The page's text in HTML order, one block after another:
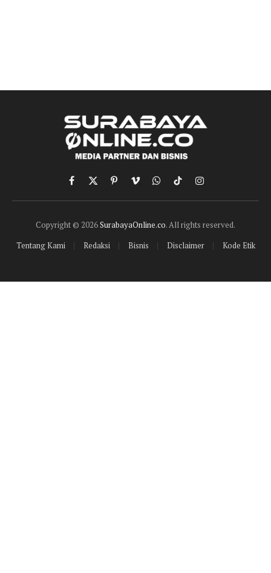
Facebook
X
(Twitter)
PinterestVimeoWhatsApp
TikTokInstagram
Copyright © 2026SurabayaOnline.co. All rights reserved.
Tentang Kami
Redaksi Bisnis Disclaimer Kode Etik